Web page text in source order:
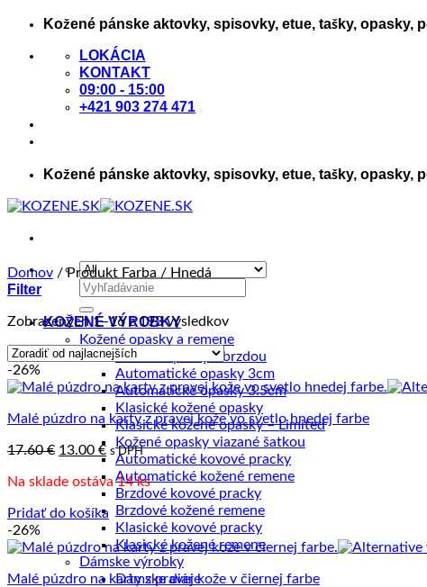
Skip
content
Kožené pánske aktovky, spisovky, etue, tašky, opasky,
LOKÁCIA
KONTAKT
09:00 - 15:00
+421 903 274 471
Kožené pánske aktovky, spisovky, etue, tašky, opasky,
Hľadať:
KOŽENÉ VÝROBKY
Kožené opasky a remene
Kožené opasky s brzdou
Automatické opasky 3cm
Automatické opasky 3.5cm
Klasické kožené opasky
Klasické kožené opasky – Limited
Kožené opasky viazané šatkou
Automatické kovové pracky
Automatické kožené remene
Brzdové kovové pracky
Brzdové kožené remene
Klasické kovové pracky
Klasické kožené remene
Dámske výrobky
Dámske diáre
Domov /Produkt Farba / Hnedá
Filter
Zobrazených 1–16 z 193 výsledkovZoradené
podľa
ceny:
od
najnižšej
po
najvyššiu
-26%
Malé púzdro na karty z pravej kože vo svetlo hnedej farbe
17.60€ Pôvodná
bola:
17.60 €.
13.00 €Aktuálna
cena
je:
13.00 €.
s DPH
Na sklade ostáva 14 ks
Pridať do košíka
-26%
Malé púzdro na karty z pravej kože v čiernej farbe